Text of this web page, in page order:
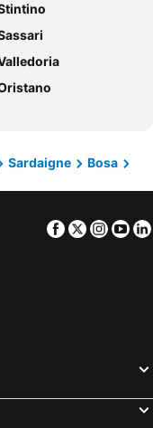
Sardaigne
Bosa
Facebook
Twitter